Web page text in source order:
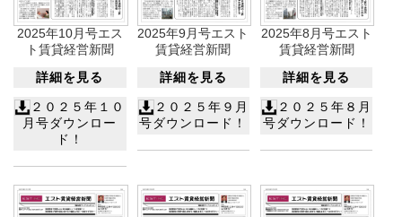
2025年10月号エス
ト賃貸経営新聞
詳細を見る
２０２５年１０
月号ダウンロー
ド！
2025年9月号エスト
賃貸経営新聞
詳細を見る
２０２５年９月
号ダウンロード！
2025年8月号エスト
賃貸経営新聞
詳細を見る
２０２５年８月
号ダウンロード！